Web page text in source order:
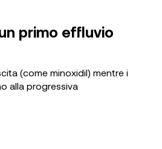
primo effluvio
(come minoxidil) mentre i
alla progressiva